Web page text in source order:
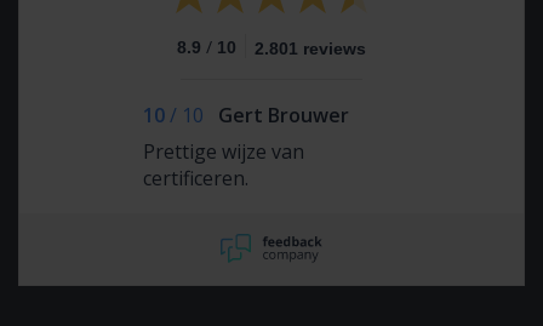
8.9 / 10 2.801 reviews
10/ 10
Gert Brouwer
Prettige wijze van
certificeren.